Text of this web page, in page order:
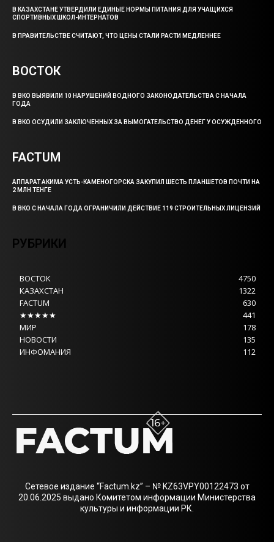
В КАЗАХСТАНЕ УТВЕРДИЛИ ЕДИНЫЕ НОРМЫ ПИТАНИЯ ДЛЯ УЧАЩИХСЯ
СПОРТИВНЫХ ШКОЛ-ИНТЕРНАТОВ
В ПРАВИТЕЛЬСТВЕ СЧИТАЮТ, ЧТО ЦЕНЫ СТАЛИ РАСТИ МЕДЛЕННЕЕ
ВОСТОК
В ВКО ВЫЯВИЛИ 10 НАРУШЕНИЙ ВОДНОГО ЗАКОНОДАТЕЛЬСТВА С НАЧАЛА
ГОДА
В ВКО ОСУДИЛИ ЗАКЛЮЧЕННЫХ ЗА ВЫМОГАТЕЛЬСТВО ДЕНЕГ У ОСУЖДЕННОГО
FACTUM
АППАРАТ АКИМА УСТЬ-КАМЕНОГОРСКА ЗАКУПИЛ ШЕСТЬ ПЛАНШЕТОВ ПОЧТИ НА
2 МЛН ТЕНГЕ
В ВКО С НАЧАЛА ГОДА ОГРАНИЧИЛИ ДЕЙСТВИЕ 119 СТРОИТЕЛЬНЫХ ЛИЦЕНЗИЙ
РУБРИКИ
ВОСТОК
4750
КАЗАХСТАН
1322
FACTUM
630
★★★★★
441
МИР
178
НОВОСТИ
135
ИНФОМАНИЯ
112
Сетевое издание “Factum.kz” – № KZ63VPY00122473 от
20.06.2025 выдано Комитетом информации Министерства
культуры и информации РК.